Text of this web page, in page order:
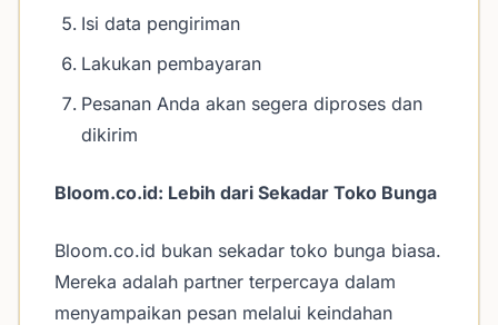
Isi data pengiriman
Lakukan pembayaran
Pesanan Anda akan segera diproses dan
dikirim
Bloom.co.id: Lebih dari Sekadar Toko Bunga
Bloom.co.id bukan sekadar toko bunga biasa.
Mereka adalah partner terpercaya dalam
menyampaikan pesan melalui keindahan